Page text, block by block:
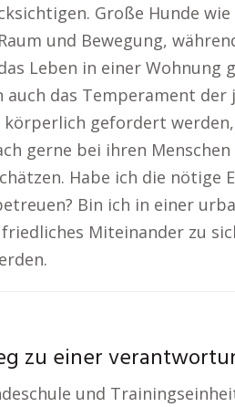
Große Hunde
und Bewegung,
Leben in einer Wohnung
auch das Temperament der
gefordert
gerne bei ihren
Habe ich die nötige
Bin ich in einer
friedliches Miteinander zu
zu einer
und